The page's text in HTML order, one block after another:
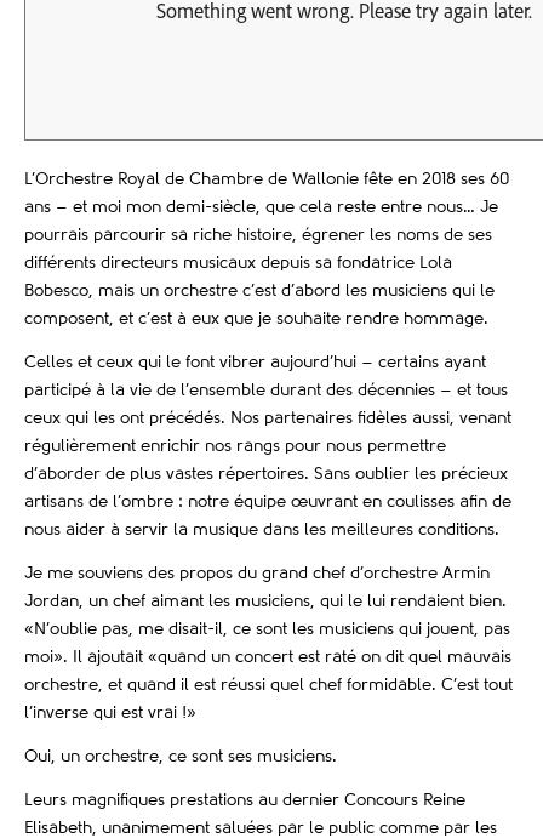
L’Orchestre Royal de Chambre de Wallonie fête en 2018 ses 60
ans – et moi mon demi-siècle, que cela reste entre nous… Je
pourrais parcourir sa riche histoire, égrener les noms de ses
diﬀérents directeurs musicaux depuis sa fondatrice Lola
Bobesco, mais un orchestre c’est d’abord les musiciens qui le
composent, et c’est à eux que je souhaite rendre hommage.
Celles et ceux qui le font vibrer aujourd’hui – certains ayant
participé à la vie de l’ensemble durant des décennies – et tous
ceux qui les ont précédés. Nos partenaires ﬁdèles aussi, venant
régulièrement enrichir nos rangs pour nous permettre
d’aborder de plus vastes répertoires. Sans oublier les précieux
artisans de l’ombre : notre équipe œuvrant en coulisses aﬁn de
nous aider à servir la musique dans les meilleures conditions.
Je me souviens des propos du grand chef d’orchestre Armin
Jordan, un chef aimant les musiciens, qui le lui rendaient bien.
«N’oublie pas, me disait-il, ce sont les musiciens qui jouent, pas
moi». Il ajoutait «quand un concert est raté on dit quel mauvais
orchestre, et quand il est réussi quel chef formidable. C’est tout
l’inverse qui est vrai !»
Oui, un orchestre, ce sont ses musiciens.
Leurs magniﬁques prestations au dernier Concours Reine
Elisabeth, unanimement saluées par le public comme par les